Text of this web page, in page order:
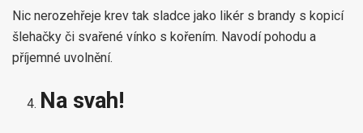
Nic nerozehřeje krev tak sladce jako likér s brandy s kopicí
šlehačky či svařené vínko s kořením. Navodí pohodu a
příjemné uvolnění.
Na svah!